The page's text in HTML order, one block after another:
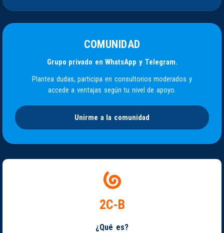
COMUNIDAD
Grupo privado en WhatsApp y Telegram.
Plantea dudas, participa en consultorios moderados y
accede a ventajas según tu nivel de apoyo.
Unirme a la comunidad
2C-B
¿Qué es?